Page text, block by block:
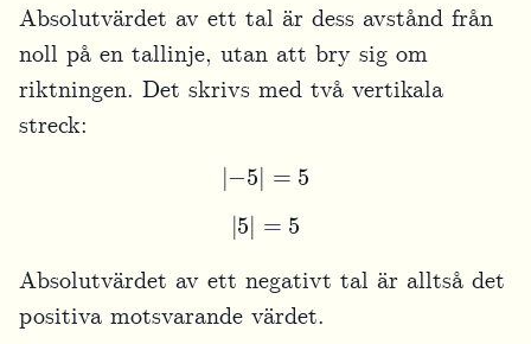
Absolutvärdet av ett tal är dess avstånd från
noll på en tallinje, utan att bry sig om
riktningen. Det skrivs med två vertikala
streck:
−5| =5
|5 = 5
Absolutvärdet av ett negativt tal är alltså det
positiva motsvarande värdet.